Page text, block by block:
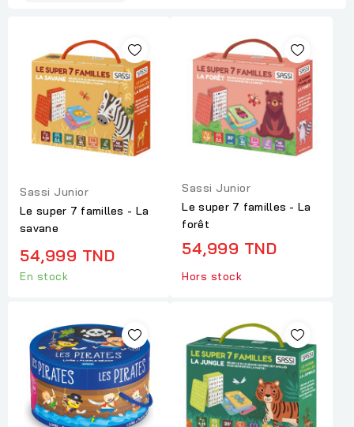
Sassi Junior
Le super 7 familles - La
savane
54,999 TND
En stock
Sassi Junior
Le super 7 familles - La
forêt
54,999 TND
Hors stock